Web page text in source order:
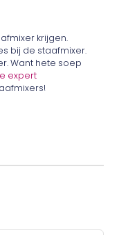
krijgen.
bij de staafmixer.
Want hete soep
expert